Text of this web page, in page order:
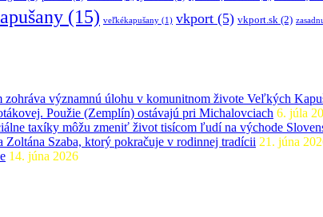
(15) veľkékapušany (1) vkport (5) vkport.sk (2)
zohráva významnú úlohu v komunitnom živote Veľkých
Použie (Zemplín) ostávajú pri Michalovciach 6. júla
taxíky môžu zmeniť život tisícom ľudí na východe
Zoltána Szaba, ktorý pokračuje v rodinnej tradícii 21. júna
14. júna 2026